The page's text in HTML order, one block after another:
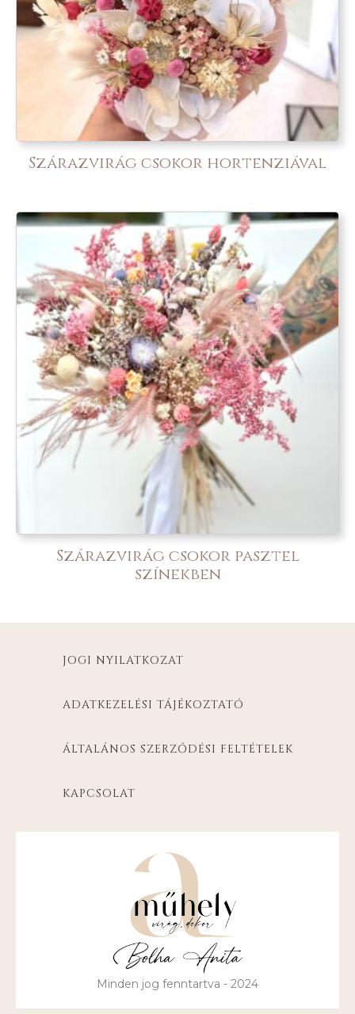
Szárazvirág csokor hortenziával
Szárazvirág csokor pasztel
színekben
JOGI NYILATKOZAT
ADATKEZELÉSI TÁJÉKOZTATÓ
ÁLTALÁNOS SZERZŐDÉSI FELTÉTELEK
KAPCSOLAT
Minden jog fenntartva - 2024